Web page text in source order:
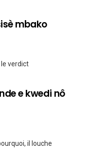
mbako
verdict
e kwedi nô
il louche